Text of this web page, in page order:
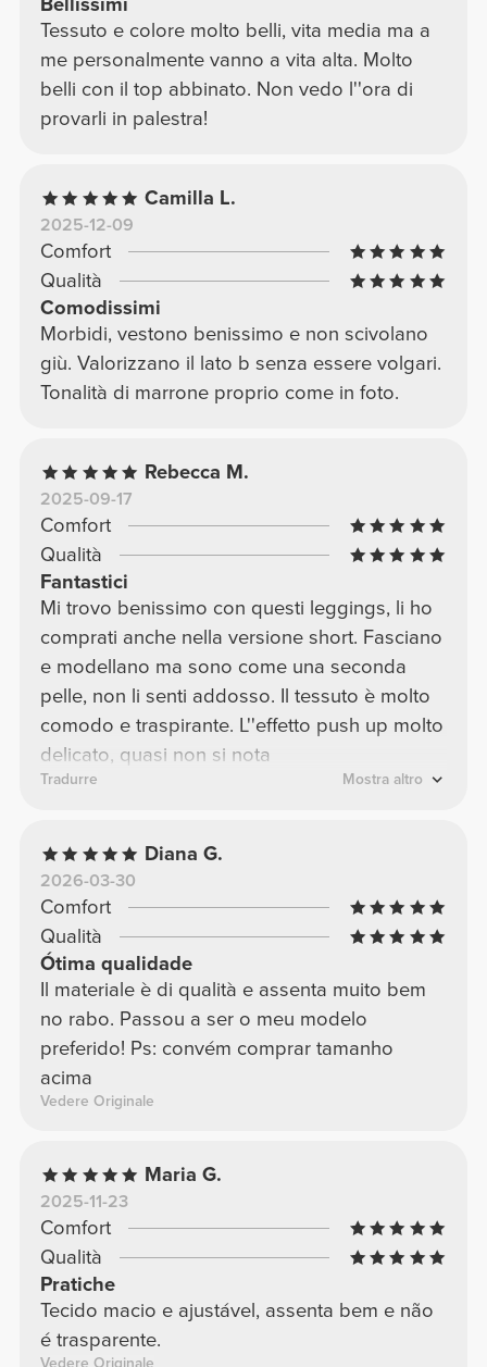
Bellissimi
Tessuto e colore molto belli, vita media ma a
me personalmente vanno a vita alta. Molto
belli con il top abbinato. Non vedo l''ora di
provarli in palestra!
Camilla L.
2025-12-09
Comfort
Qualità
Comodissimi
Morbidi, vestono benissimo e non scivolano
giù. Valorizzano il lato b senza essere volgari.
Tonalità di marrone proprio come in foto.
Rebecca M.
2025-09-17
Comfort
Qualità
Fantastici
Mi trovo benissimo con questi leggings, li ho
comprati anche nella versione short. Fasciano
e modellano ma sono come una seconda
pelle, non li senti addosso. Il tessuto è molto
comodo e traspirante. L''effetto push up molto
delicato, quasi non si nota
Tradurre Mostra altro
Diana G.
2026-03-30
Comfort
Qualità
Ótima qualidade
Il materiale è di qualità e assenta muito bem
no rabo. Passou a ser o meu modelo
preferido! Ps: convém comprar tamanho
acima
Vedere Originale
Maria G.
2025-11-23
Comfort
Qualità
Pratiche
Tecido macio e ajustável, assenta bem e não
é trasparente.